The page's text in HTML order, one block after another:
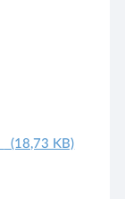
(18,73 KB)